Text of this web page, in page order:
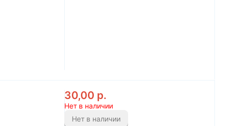
30,00 р.
Нет в наличии
Нет в наличии